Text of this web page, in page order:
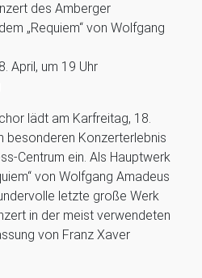
des Amberger
„Requiem“ von Wolfgang
April, um 19 Uhr
lädt am Karfreitag, 18.
besonderen Konzerterlebnis
Centrum ein. Als Hauptwerk
von Wolfgang Amadeus
letzte große Werk
in der meist verwendeten
von Franz Xaver